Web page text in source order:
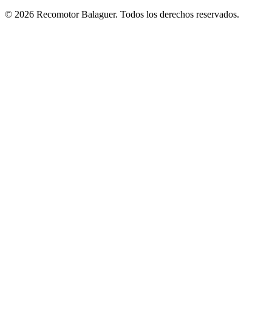
© 2026 RecomotorBalaguer. Todos los derechos reservados.